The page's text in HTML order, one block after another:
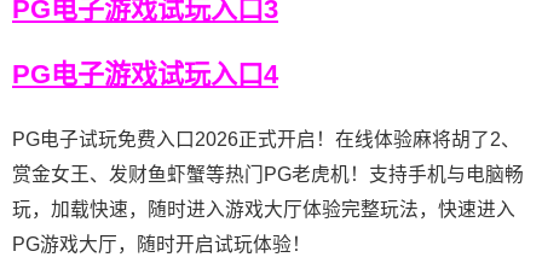
PG电子游戏试玩入口3
PG电子游戏试玩入口4
PG电子试玩免费入口2026正式开启！在线体验麻将胡了2、
赏金女王、发财鱼虾蟹等热门PG老虎机！支持手机与电脑畅
玩，加载快速，随时进入游戏大厅体验完整玩法，快速进入
PG游戏大厅，随时开启试玩体验！